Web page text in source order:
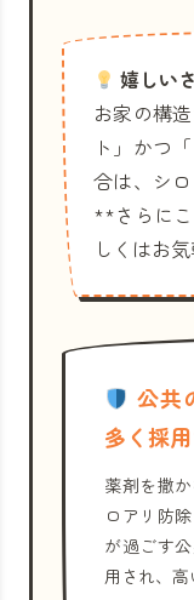
嬉しい
お家の構
ト」かつ
合は、シ
**さらに
しくはお
公共
多く採
薬剤を撒
ロアリ防
が過ごす
用され、高